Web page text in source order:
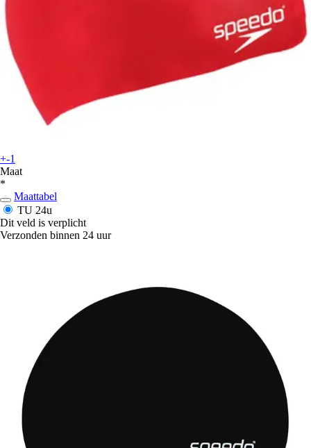
+-1
Maat
*
Maattabel
TU 24u
Dit veld is verplicht
Verzonden binnen 24 uur